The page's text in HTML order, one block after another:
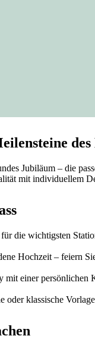
des
Jubiläum – die
mit individuellem
die wichtigsten
Hochzeit – feiern
mit einer persönlichen
oder klassische